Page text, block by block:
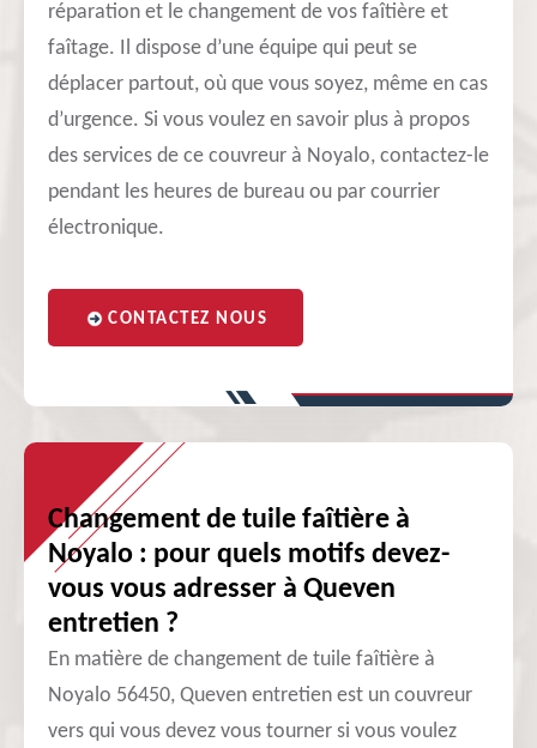
réparation et le changement de vos faîtière et
faîtage. Il dispose d’une équipe qui peut se
déplacer partout, où que vous soyez, même en cas
d’urgence. Si vous voulez en savoir plus à propos
des services de ce couvreur à Noyalo, contactez-le
pendant les heures de bureau ou par courrier
électronique.
CONTACTEZ NOUS
Changement de tuile faîtière à
Noyalo : pour quels motifs devez-
vous vous adresser à Queven
entretien ?
En matière de changement de tuile faîtière à
Noyalo 56450, Queven entretien est un couvreur
vers qui vous devez vous tourner si vous voulez